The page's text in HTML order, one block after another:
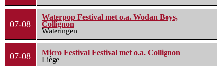
07-08
Waterpop Festival met o.a. Wodan Boys,
Collignon
Wateringen
07-08
Micro Festival Festival met o.a. Collignon
Liège